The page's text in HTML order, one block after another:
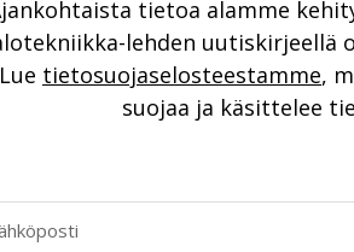
tietoa alamme
lehden uutiskirjeellä
Lue tietosuojaselosteestamme,
suojaa ja käsittelee